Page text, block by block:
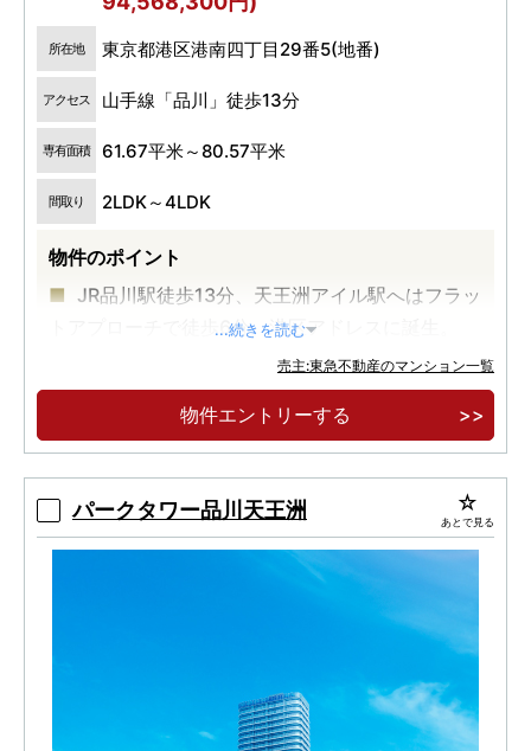
所在地 東京都港区港南四丁目29番5(地番)
アクセス 山手線「品川」徒歩13分
専有面積 61.67平米～80.57平米
間取り 2LDK～4LDK
物件のポイント
JR品川駅徒歩13分、天王洲アイル駅へはフラッ
トアプローチで徒歩6分。港区アドレスに誕生。
都心を豊かに暮らす定期転借地権付レジデン
ス。東京海洋大学の敷地内に出入りが可能な総戸
を含む25タイプの多彩なプランバリエーション。
...続きを読む
売主:東急不動産のマンション一覧
物件エントリーする
パークタワー品川天王洲 あとで見る